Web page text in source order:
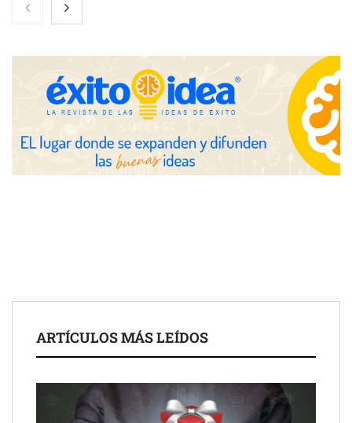
eclipse solar del 12 de agosto
Zoomex mejora su Strategy Center con herramientas
avanzadas para trading estratégico
COMPALISS de LYSOTRIC: cuando un solo producto multiplica
las posibilidades del salón profesional
ARTÍCULOS MÁS LEÍDOS